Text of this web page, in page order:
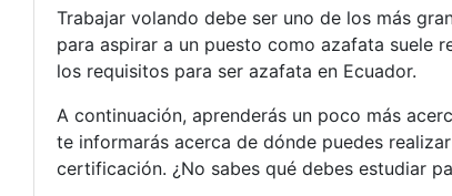
Trabajar volando debe ser uno de los más
para aspirar a un puesto como azafata suele
los requisitos para ser azafata en Ecuador.
A continuación, aprenderás un poco más
te informarás acerca de dónde puedes
certificación. ¿No sabes qué debes estudiar